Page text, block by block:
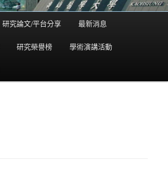
研究論文/平台分享 最新消息
研究榮譽榜 學術演講活動